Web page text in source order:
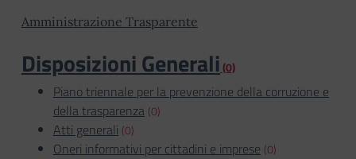
Amministrazione Trasparente
Disposizioni Generali(0)
Piano triennale per la prevenzione della corruzione e
della trasparenza (0)
Atti generali (0)
Oneri informativi per cittadini e imprese (0)